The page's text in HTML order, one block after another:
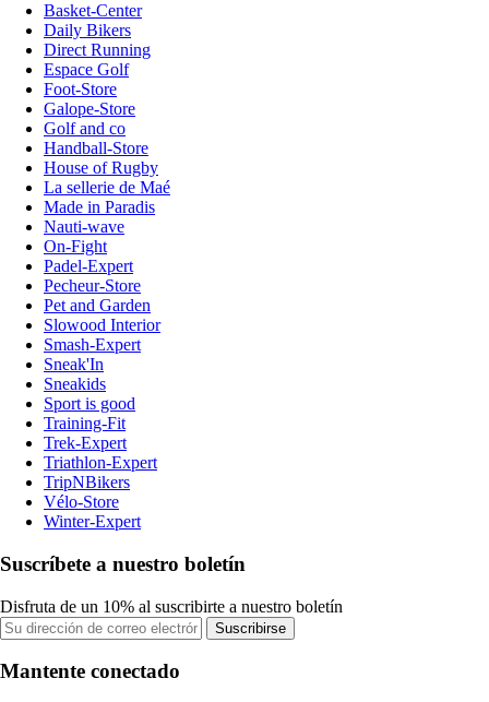
Basket-Center
Daily Bikers
Direct Running
Espace Golf
Foot-Store
Galope-Store
Golf and co
Handball-Store
House of Rugby
La sellerie de Maé
Made in Paradis
Nauti-wave
On-Fight
Padel-Expert
Pecheur-Store
Pet and Garden
Slowood Interior
Smash-Expert
Sneak'In
Sneakids
Sport is good
Training-Fit
Trek-Expert
Triathlon-Expert
TripNBikers
Vélo-Store
Winter-Expert
Suscríbete a nuestro boletín
Disfruta de un 10% al suscribirte a nuestro boletín
Suscribirse
Mantente conectado